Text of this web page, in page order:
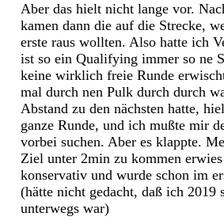
Aber das hielt nicht lange vor.
kamen dann die auf die Strecke,
erste raus wollten. Also hatte ich
ist so ein Qualifying immer so ne
keine wirklich freie Runde
mal durch nen Pulk durch durch
Abstand zu den nächsten hatte,
ganze Runde, und ich mußte mir
vorbei suchen. Aber es klappte.
Ziel unter 2min zu kommen
konservativ und wurde schon im
(hätte nicht gedacht, daß ich 2019
unterwegs war)